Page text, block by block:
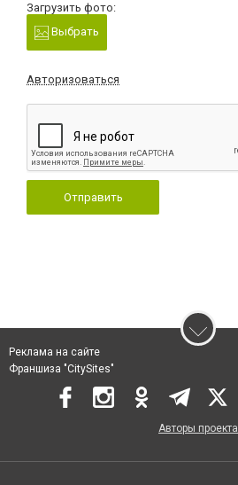
Загрузить фото:
Выбрать
Авторизоваться
Отправить
Реклама на сайте
Франшиза "CitySites"
Авторы проекта